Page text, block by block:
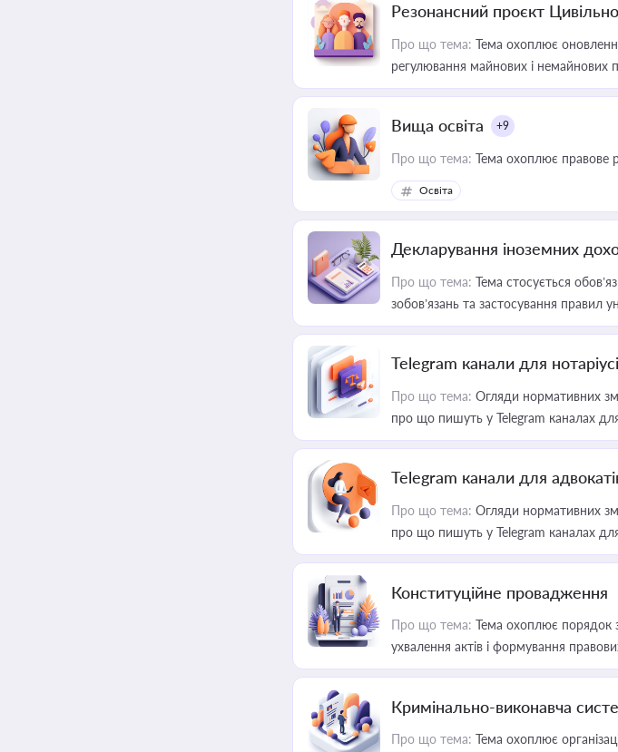
Резонансний проєкт
Про що тема: Тема охоплює
регулювання майнових і немайнових
Вища освіта +9
Про що тема: Тема охоплює правове
Освіта
Декларування іноземних
Про що тема: Тема стосується
зобов’язань та застосування правил
Telegram канали для
Про що тема: Огляди нормативних
про що пишуть у Telegram каналах для
Telegram канали для
Про що тема: Огляди нормативних
про що пишуть у Telegram каналах
Конституційне провадження
Про що тема: Тема охоплює порядок
ухвалення актів і формування
Кримінально-виконавча
Про що тема: Тема охоплює